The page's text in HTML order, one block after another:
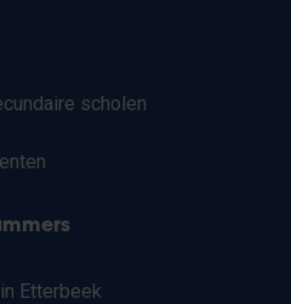
scholen
Etterbeek